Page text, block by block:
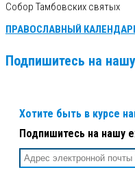
Собор Тамбовских святых
ПРАВОСЛАВНЫЙ
Подпишитесь на
Хотите быть в курсе
Подпишитесь на нашу